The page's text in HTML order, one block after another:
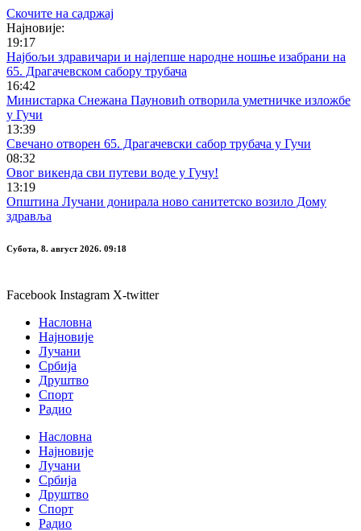
Скочите на садржај
Најновије:
19:17
Најбољи здравичари и најлепше народне ношње изабрани на
65. Драгачевском сабору трубача
16:42
Министарка Снежана Пауновић отворила уметничке изложбе
у Гучи
13:39
Свечано отворен 65. Драгачевски сабор трубача у Гучи
08:32
Овог викенда сви путеви воде у Гучу!
13:19
Општина Лучани донирала ново санитетско возило Дому
здравља
Субота, 8. август 2026. 09:18
Facebook Instagram X-twitter
Насловна
Најновије
Лучани
Србија
Друштво
Спорт
Радио
Насловна
Најновије
Лучани
Србија
Друштво
Спорт
Радио